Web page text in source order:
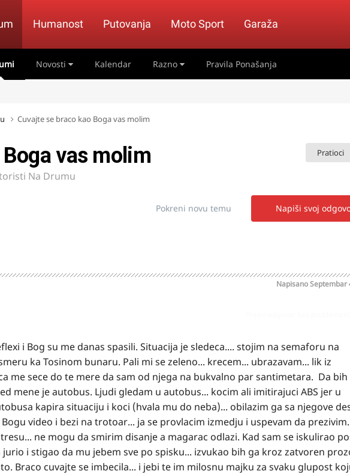
Humanost Putovanja Moto Sport Garaža
Novosti Kalendar Razno Pravila Ponašanja
Cuvajte se braco kao Boga vas molim
Pratioci
vas molim
Na Drumu
Napiši svoj
Pokreni novu temu
NapisanoSeptembar
i Bog su me danas spasili. Situacija je sledeca.... stojim na semaforu na
ka Tosinom bunaru. Pali mi se zeleno... krecem... ubrazavam... lik iz
me sece do te mere da sam od njega na bukvalno par santimetara. Da bih
mene je autobus. Ljudi gledam u autobus... kocim ali imitirajuci ABS jer u
kapira situaciju i koci (hvala mu do neba)... obilazim ga sa njegove
video i bezi na trotoar... ja se provlacim izmedju i uspevam da
ne mogu da smirim disanje a magarac odlazi. Kad sam se iskulirao
i stigao da mu jebem sve po spisku... izvukao bih ga kroz zatvoren
Braco cuvajte se imbecila... i jebi te im milosnu majku za svaku glupost